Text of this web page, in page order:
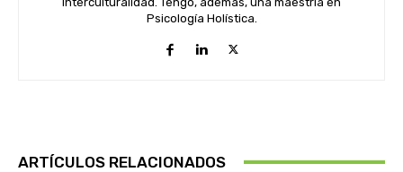
Psicología Holística.
ARTÍCULOS RELACIONADOS